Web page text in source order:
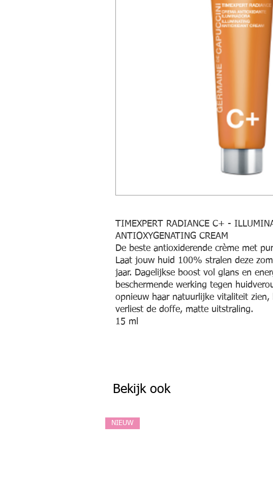
TIMEXPERT RADIANCE C+ -
ANTIOXYGENATING CREAM
De beste antioxiderende crème met
Laat jouw huid 100% stralen deze
jaar. Dagelijkse boost vol glans en
beschermende werking tegen
opnieuw haar natuurlijke vitaliteit zien,
verliest de doffe, matte uitstraling.
15 ml
Bekijk ook
NIEUW